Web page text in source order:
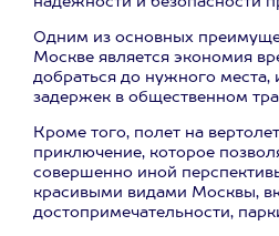
Одним из основных
Москве является экономия
добраться до нужного места,
задержек в общественном
Кроме того, полет на
приключение, которое
совершенно иной
красивыми видами Москвы,
достопримечательности,